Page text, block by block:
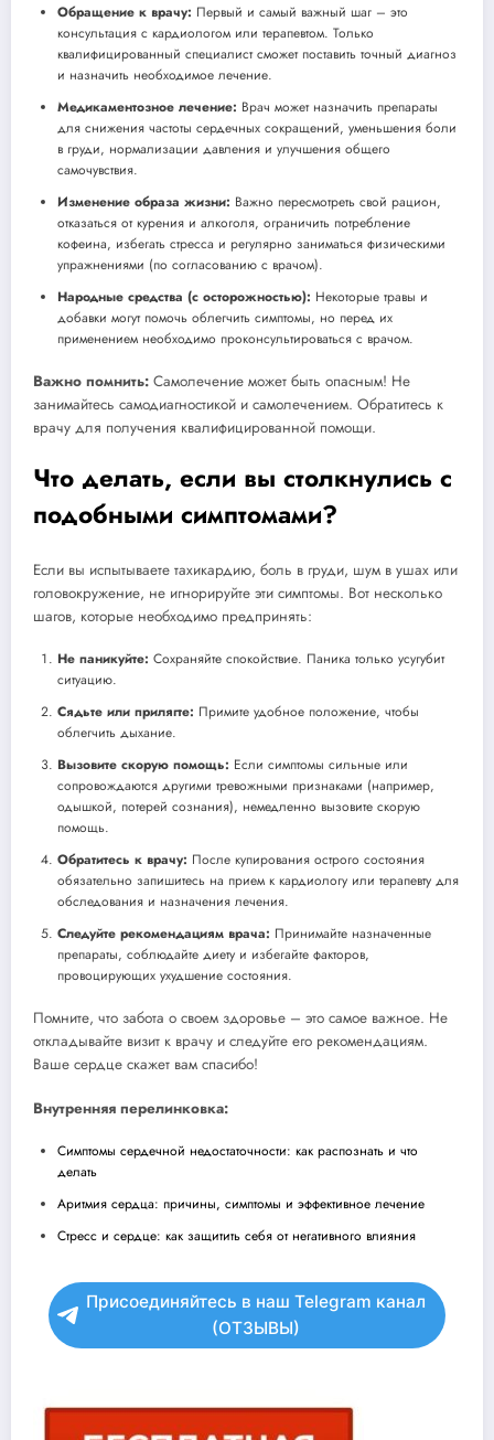
Обращение к врачу: Первый и самый важный шаг – это
консультация с кардиологом или терапевтом. Только
квалифицированный специалист сможет поставить точный диагноз
и назначить необходимое лечение.
Медикаментозное лечение: Врач может назначить препараты
для снижения частоты сердечных сокращений, уменьшения боли
в груди, нормализации давления и улучшения общего
самочувствия.
Изменение образа жизни: Важно пересмотреть свой рацион,
отказаться от курения и алкоголя, ограничить потребление
кофеина, избегать стресса и регулярно заниматься физическими
упражнениями (по согласованию с врачом).
Народные средства (с осторожностью): Некоторые травы и
добавки могут помочь облегчить симптомы, но перед их
применением необходимо проконсультироваться с врачом.
Важно помнить: Самолечение может быть опасным! Не
занимайтесь самодиагностикой и самолечением. Обратитесь к
врачу для получения квалифицированной помощи.
Что делать, если вы столкнулись с
подобными симптомами?
Если вы испытываете тахикардию, боль в груди, шум в ушах или
головокружение, не игнорируйте эти симптомы. Вот несколько
шагов, которые необходимо предпринять:
Не паникуйте: Сохраняйте спокойствие. Паника только усугубит
ситуацию.
Сядьте или прилягте: Примите удобное положение, чтобы
облегчить дыхание.
Вызовите скорую помощь: Если симптомы сильные или
сопровождаются другими тревожными признаками (например,
одышкой, потерей сознания), немедленно вызовите скорую
помощь.
Обратитесь к врачу: После купирования острого состояния
обязательно запишитесь на прием к кардиологу или терапевту для
обследования и назначения лечения.
Следуйте рекомендациям врача: Принимайте назначенные
препараты, соблюдайте диету и избегайте факторов,
провоцирующих ухудшение состояния.
Помните, что забота о своем здоровье – это самое важное. Не
откладывайте визит к врачу и следуйте его рекомендациям.
Ваше сердце скажет вам спасибо!
Внутренняя перелинковка:
Симптомы сердечной недостаточности: как распознать и что
делать
Аритмия сердца: причины, симптомы и эффективное лечение
Стресс и сердце: как защитить себя от негативного влияния
Присоединяйтесь в наш Telegram канал
(ОТЗЫВЫ)